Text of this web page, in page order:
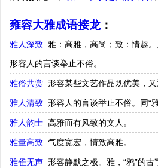
雍容大雅成语接龙：
雅人深致 雅：高雅，高尚；致：情趣
形容人的言谈举止不俗。
雅俗共赏 形容某些文艺作品既优美，
雅人清致 形容人的言谈举止不俗。同“雅
雅人韵士 高雅而有风致的文人。
雅量高致 气度宽宏，情致高雅。
雅雀无声 形容静默之极。雅，“鸦”的古